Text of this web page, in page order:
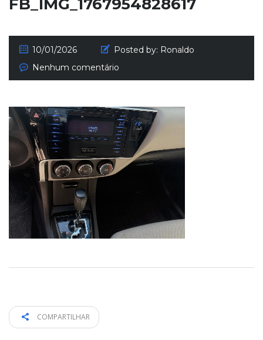
FB_IMG_1767954828617
10/01/2026 Posted by: Ronaldo
Nenhum comentário
COMPARTILHAR